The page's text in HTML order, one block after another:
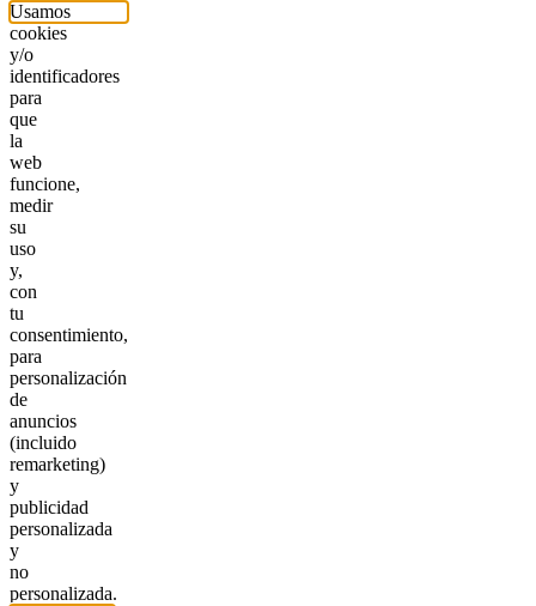
Usamos
cookies
y/o
identificadores
para
que
la
web
funcione,
medir
su
uso
y,
con
tu
consentimiento,
para
personalización
de
anuncios
(incluido
remarketing)
y
publicidad
personalizada
y
no
personalizada.